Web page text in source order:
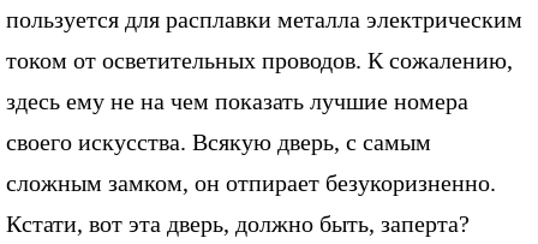
пользуется для расплавки металла электрическим
током от осветительных проводов. К сожалению,
здесь ему не на чем показать лучшие номера
своего искусства. Всякую дверь, с самым
сложным замком, он отпирает безукоризненно.
Кстати, вот эта дверь, должно быть, заперта?